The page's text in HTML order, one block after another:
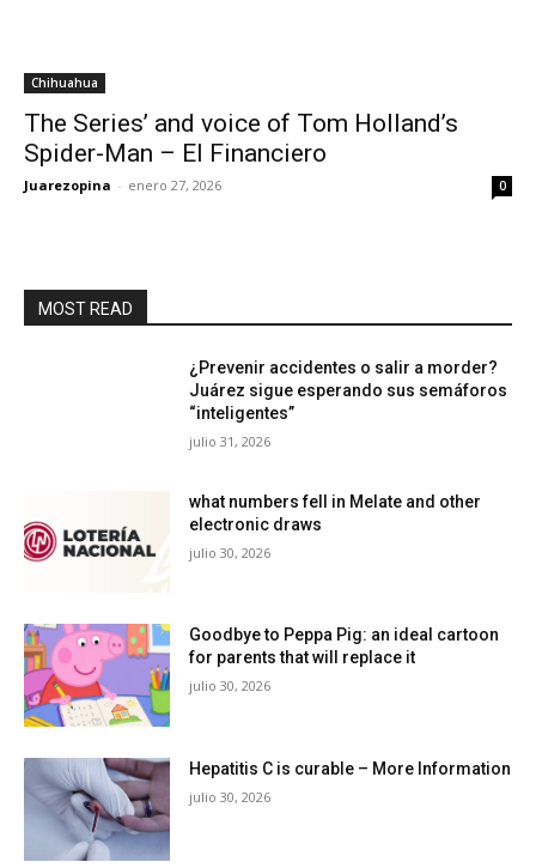
Chihuahua
The Series’ and voice of Tom Holland’s
Spider-Man – El Financiero
Juarezopina - enero 27, 2026 0
MOST READ
¿Prevenir accidentes o salir a morder?
Juárez sigue esperando sus semáforos
“inteligentes”
julio 31, 2026
what numbers fell in Melate and other
electronic draws
julio 30, 2026
Goodbye to Peppa Pig: an ideal cartoon
for parents that will replace it
julio 30, 2026
Hepatitis C is curable – More Information
julio 30, 2026